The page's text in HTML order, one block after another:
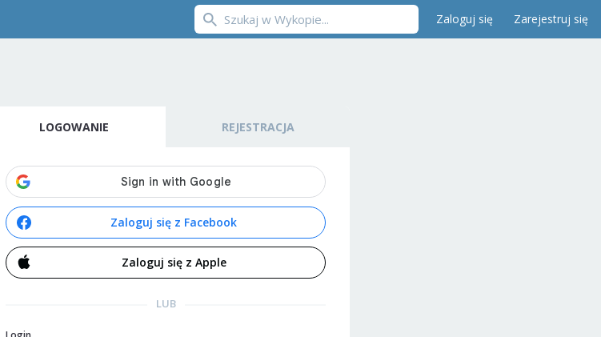
Zaloguj się Zarejestruj się
LOGOWANIE REJESTRACJA
Zaloguj się z Facebook
Zaloguj się z Apple
LUB